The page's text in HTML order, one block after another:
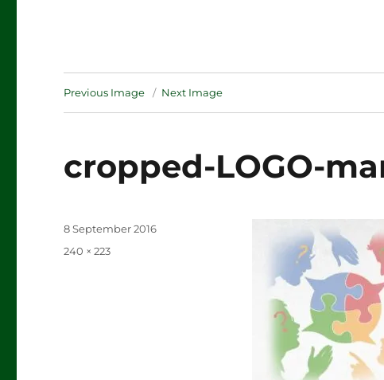
Previous Image Next Image
cropped-LOGO-
Posted
on
8 September 2016
Full
240 × 223